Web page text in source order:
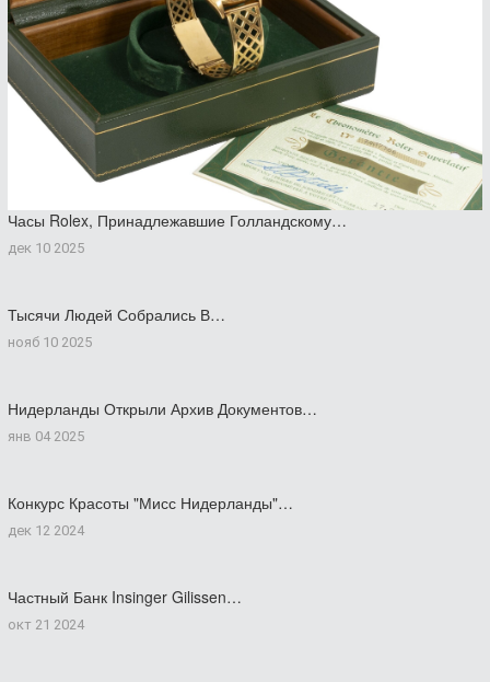
Часы Rolex, Принадлежавшие Голландскому…
дек 10 2025
Тысячи Людей Собрались В…
нояб 10 2025
Нидерланды Открыли Архив Документов…
янв 04 2025
Конкурс Красоты "Мисс Нидерланды"…
дек 12 2024
Частный Банк Insinger Gilissen…
окт 21 2024